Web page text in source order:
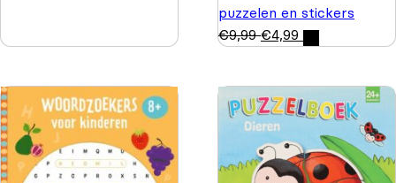
puzzelen en stickers
€9,99 €4,99